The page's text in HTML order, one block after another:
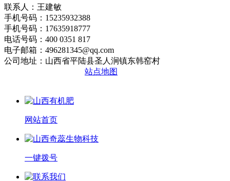
联系人：王建敏
手机号码：15235932388
手机号码：17635918777
电话号码：400 0351 817
电子邮箱：496281345@qq.com
公司地址：山西省平陆县圣人涧镇东韩窑村
站点地图
网站首页
一键拨号